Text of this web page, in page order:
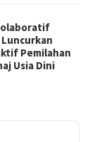
Luncurkan
Pemilahan
Usia Dini